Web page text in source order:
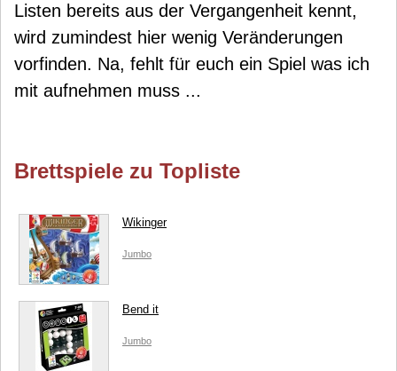
Listen bereits aus der Vergangenheit kennt,
wird zumindest hier wenig Veränderungen
vorfinden. Na, fehlt für euch ein Spiel was ich
mit aufnehmen muss ...
Brettspiele zu Topliste
Wikinger
Jumbo
Bend it
Jumbo